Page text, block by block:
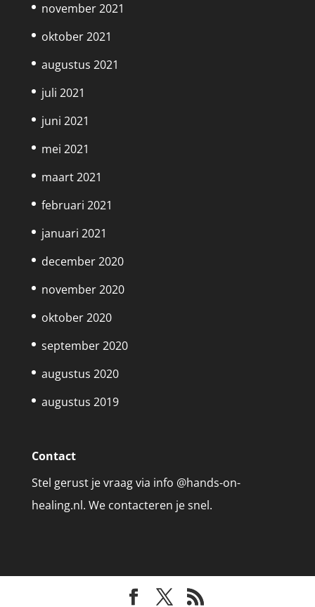
november 2021
oktober 2021
augustus 2021
juli 2021
juni 2021
mei 2021
maart 2021
februari 2021
januari 2021
december 2020
november 2020
oktober 2020
september 2020
augustus 2020
augustus 2019
Contact
Stel gerust je vraag via info @hands-on-
healing.nl. We contacteren je snel.